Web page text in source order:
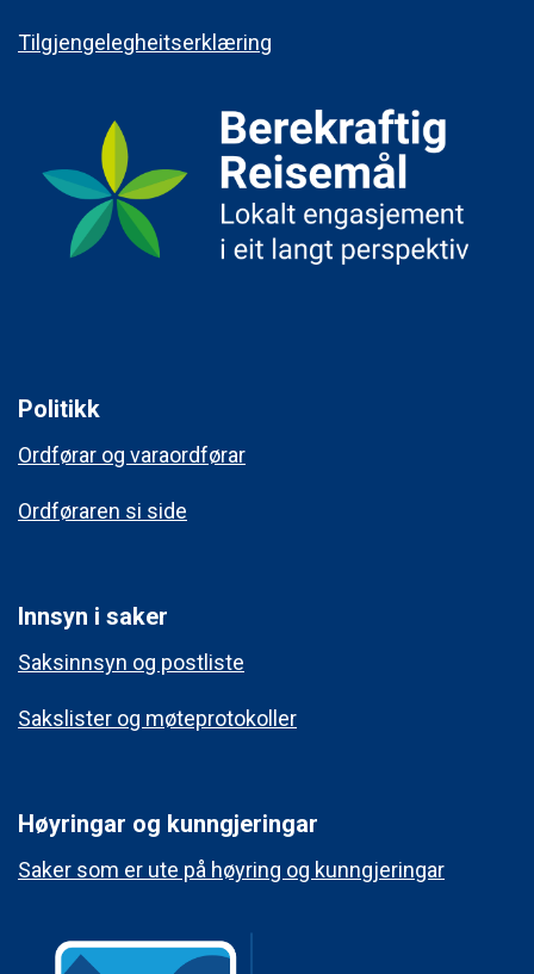
Tilgjengelegheitserklæring
Politikk
Ordførar og varaordførar
Ordføraren si side
Innsyn i saker
Saksinnsyn og postliste
Sakslister og møteprotokoller
Høyringar og kunngjeringar
Saker som er ute på høyring og kunngjeringar